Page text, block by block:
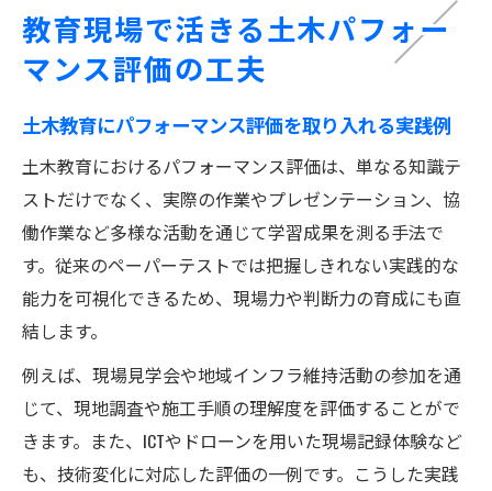
教育現場で活きる土木パフォー
マンス評価の工夫
土木教育にパフォーマンス評価を取り入れる実践例
土木教育におけるパフォーマンス評価は、単なる知識テ
ストだけでなく、実際の作業やプレゼンテーション、協
働作業など多様な活動を通じて学習成果を測る手法で
す。従来のペーパーテストでは把握しきれない実践的な
能力を可視化できるため、現場力や判断力の育成にも直
結します。
例えば、現場見学会や地域インフラ維持活動の参加を通
じて、現地調査や施工手順の理解度を評価することがで
きます。また、ICTやドローンを用いた現場記録体験など
も、技術変化に対応した評価の一例です。こうした実践